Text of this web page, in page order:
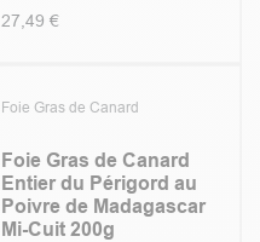
27,49 €
Foie Gras de Canard
Foie Gras de Canard
Entier du Périgord au
Poivre de Madagascar
Mi-Cuit 200g